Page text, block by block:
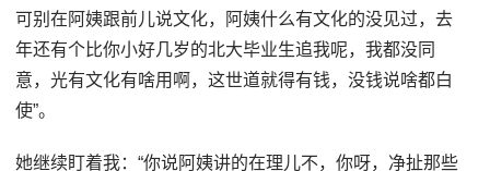
可别在阿姨跟前儿说文化，阿姨什么有文化的没见过，去
年还有个比你小好几岁的北大毕业生追我呢，我都没同
意，光有文化有啥用啊，这世道就得有钱，没钱说啥都白
使”。
她继续盯着我：“你说阿姨讲的在理儿不，你呀，净扯那些